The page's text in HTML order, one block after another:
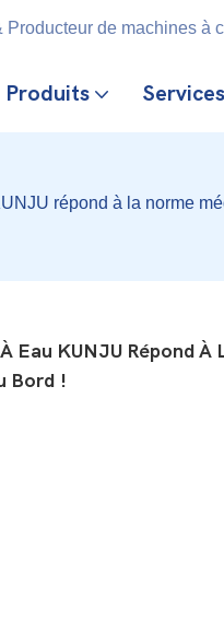
de machines à
Produits Services
répond à la norme
Eau KUNJU Répond
Bord !